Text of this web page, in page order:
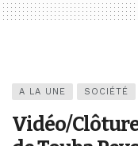
A LA UNE SOCIÉTÉ
Vidéo/